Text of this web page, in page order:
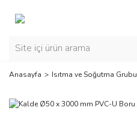
Anasayfa Isıtma ve Soğutma Grubu